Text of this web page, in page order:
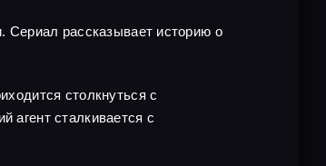
Сериал рассказывает историю о
столкнуться с
агент сталкивается с